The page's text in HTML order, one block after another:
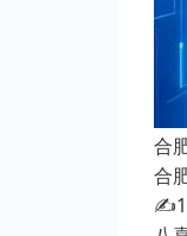
合
合